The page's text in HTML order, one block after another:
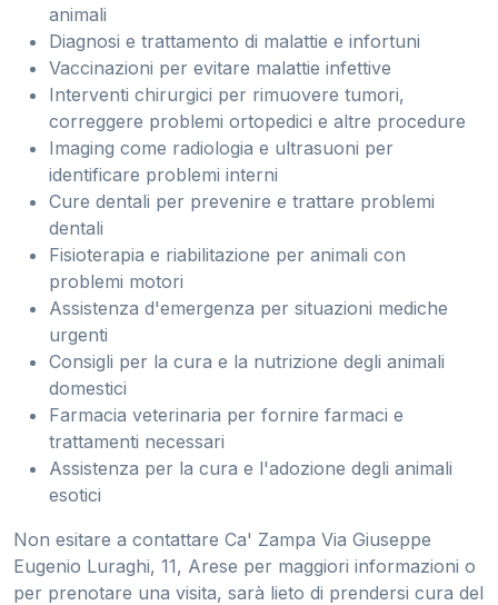
animali
Diagnosi e trattamento di malattie e infortuni
Vaccinazioni per evitare malattie infettive
Interventi chirurgici per rimuovere tumori,
correggere problemi ortopedici e altre procedure
Imaging come radiologia e ultrasuoni per
identificare problemi interni
Cure dentali per prevenire e trattare problemi
dentali
Fisioterapia e riabilitazione per animali con
problemi motori
Assistenza d'emergenza per situazioni mediche
urgenti
Consigli per la cura e la nutrizione degli animali
domestici
Farmacia veterinaria per fornire farmaci e
trattamenti necessari
Assistenza per la cura e l'adozione degli animali
esotici
Non esitare a contattare Ca' Zampa Via Giuseppe
Eugenio Luraghi, 11, Arese per maggiori informazioni o
per prenotare una visita, sarà lieto di prendersi cura del